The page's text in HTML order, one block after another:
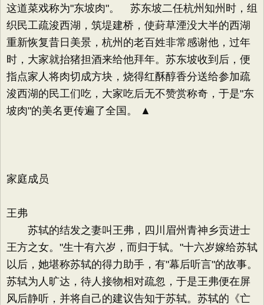
这道菜戏称为"东坡肉"。 苏东坡二任杭州知州时，组
织民工疏浚西湖，筑堤建桥，使葑草湮没大半的西湖
重新恢复昔日美景，杭州的老百姓非常感谢他，过年
时，大家就抬猪担酒来给他拜年。苏东坡收到后，便
指点家人将肉切成方块，烧得红酥醇香分送给参加疏
浚西湖的民工们吃，大家吃后无不赞赏称奇，于是"东
坡肉"的美名更传遍了全国。 ▲
家庭成员
王弗
苏轼的结发之妻叫王弗，四川眉州青神乡贡进士
王方之女。"生十有六岁，而归于轼。"十六岁嫁给苏轼
以后，她堪称苏轼的得力助手，有"幕后听言"的故事。
苏轼为人旷达，待人接物相对疏忽，于是王弗便在屏
风后静听，并将自己的建议告知于苏轼。苏轼的《亡